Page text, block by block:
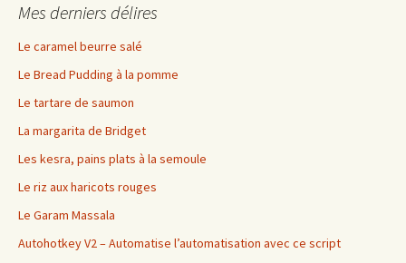
Mes derniers délires
Le caramel beurre salé
Le Bread Pudding à la pomme
Le tartare de saumon
La margarita de Bridget
Les kesra, pains plats à la semoule
Le riz aux haricots rouges
Le Garam Massala
Autohotkey V2 – Automatise l’automatisation avec ce script